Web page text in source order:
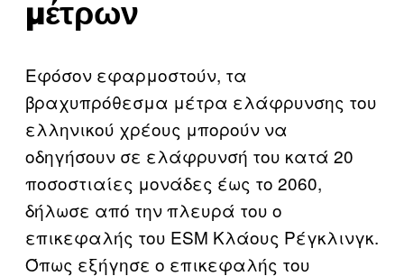
μέτρων
Εφόσον εφαρμοστούν, τα
βραχυπρόθεσμα μέτρα ελάφρυνσης του
ελληνικού χρέους μπορούν να
οδηγήσουν σε ελάφρυνσή του κατά 20
ποσοστιαίες μονάδες έως το 2060,
δήλωσε από την πλευρά του ο
επικεφαλής του ESM Κλάους Ρέγκλινγκ.
Όπως εξήγησε ο επικεφαλής του